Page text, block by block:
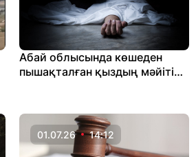
Абай облысында көшеден
пышақталған қыздың мәйіті
01.07.26 14:12